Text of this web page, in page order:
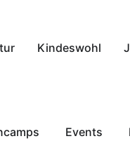
Kindeswohl
Events